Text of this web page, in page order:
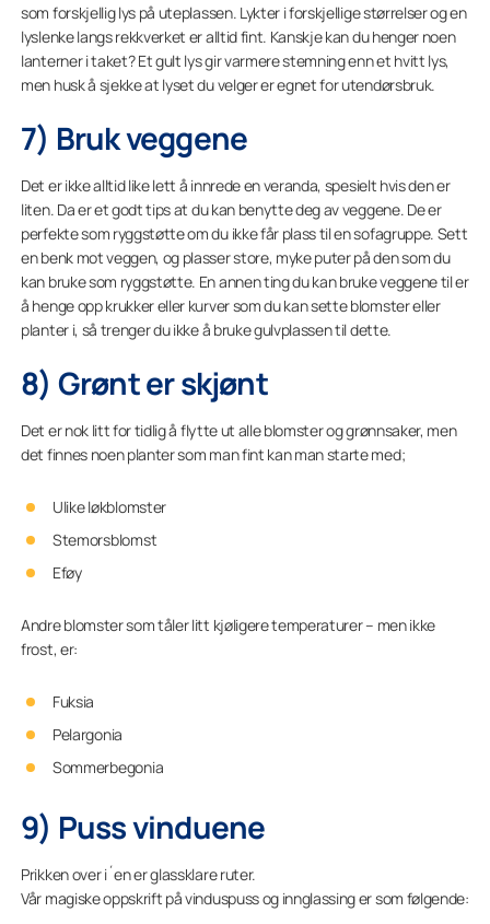
som forskjellig lys på uteplassen. Lykter i forskjellige størrelser og en
lyslenke langs rekkverket er alltid fint. Kanskje kan du henger noen
lanterner i taket? Et gult lys gir varmere stemning enn et hvitt lys,
men husk å sjekke at lyset du velger er egnet for utendørsbruk.
7) Bruk veggene
Det er ikke alltid like lett å innrede en veranda, spesielt hvis den er
liten. Da er et godt tips at du kan benytte deg av veggene. De er
perfekte som ryggstøtte om du ikke får plass til en sofagruppe. Sett
en benk mot veggen, og plasser store, myke puter på den som du
kan bruke som ryggstøtte. En annen ting du kan bruke veggene til er
å henge opp krukker eller kurver som du kan sette blomster eller
planter i, så trenger du ikke å bruke gulvplassen til dette.
8) Grønt er skjønt
Det er nok litt for tidlig å flytte ut alle blomster og grønnsaker, men
det finnes noen planter som man fint kan man starte med;
Ulike løkblomster
Stemorsblomst
Eføy
Andre blomster som tåler litt kjøligere temperaturer – men ikke
frost, er:
Fuksia
Pelargonia
Sommerbegonia
9) Puss vinduene
Prikken over i´en er glassklare ruter.
Vår magiske oppskrift på vinduspuss og innglassing er som følgende: